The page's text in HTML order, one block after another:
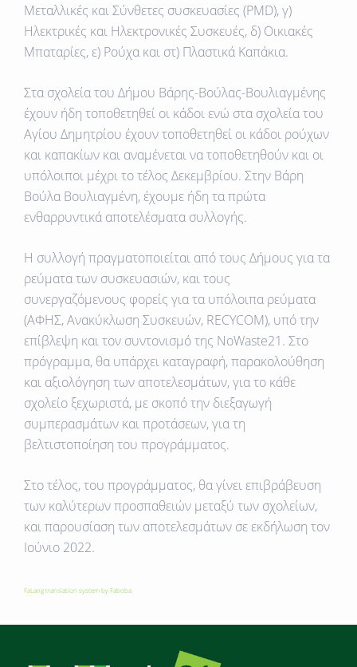
Μεταλλικές και Σύνθετες συσκευασίες (PMD), γ)
Ηλεκτρικές και Ηλεκτρονικές Συσκευές, δ) Οικιακές
Μπαταρίες, ε) Ρούχα και στ) Πλαστικά Καπάκια.
Στα σχολεία του Δήμου Βάρης-Βούλας-Βουλιαγμένης
έχουν ήδη τοποθετηθεί οι κάδοι ενώ στα σχολεία του
Αγίου Δημητρίου έχουν τοποθετηθεί οι κάδοι ρούχων
και καπακίων και αναμένεται να τοποθετηθούν και οι
υπόλοιποι μέχρι το τέλος Δεκεμβρίου. Στην Βάρη
Βούλα Βουλιαγμένη, έχουμε ήδη τα πρώτα
ενθαρρυντικά αποτελέσματα συλλογής.
Η συλλογή πραγματοποιείται από τους Δήμους για τα
ρεύματα των συσκευασιών, και τους
συνεργαζόμενους φορείς για τα υπόλοιπα ρεύματα
(ΑΦΗΣ, Ανακύκλωση Συσκευών, RECYCOM), υπό την
επίβλεψη και τον συντονισμό της NoWaste21. Στο
πρόγραμμα, θα υπάρχει καταγραφή, παρακολούθηση
και αξιολόγηση των αποτελεσμάτων, για το κάθε
σχολείο ξεχωριστά, με σκοπό την διεξαγωγή
συμπερασμάτων και προτάσεων, για τη
βελτιστοποίηση του προγράμματος.
Στο τέλος, του προγράμματος, θα γίνει επιβράβευση
των καλύτερων προσπαθειών μεταξύ των σχολείων,
και παρουσίαση των αποτελεσμάτων σε εκδήλωση τον
Ιούνιο 2022.
FaLang translation system by Faboba